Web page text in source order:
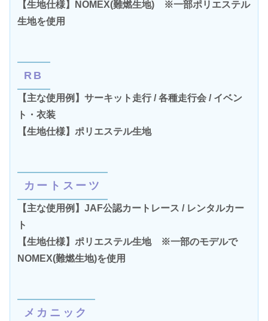
【生地仕様】NOMEX(難燃生地) ※一部ポリエステル
生地を使用
RB
【主な使用例】サーキット走行 / 各種走行会 / イベン
ト・衣装
【生地仕様】ポリエステル生地
カートスーツ
【主な使用例】JAF公認カートレース / レンタルカー
ト
【生地仕様】ポリエステル生地 ※一部のモデルで
NOMEX(難燃生地)を使用
メカニック